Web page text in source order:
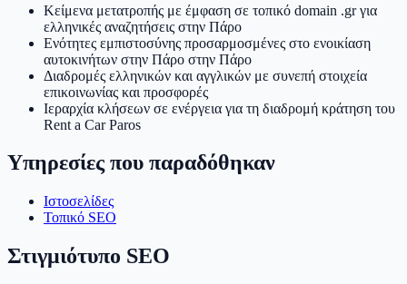
Κείμενα μετατροπής με έμφαση σε τοπικό domain .gr για
ελληνικές αναζητήσεις στην Πάρο
Ενότητες εμπιστοσύνης προσαρμοσμένες στο ενοικίαση
αυτοκινήτων στην Πάρο στην Πάρο
Διαδρομές ελληνικών και αγγλικών με συνεπή στοιχεία
επικοινωνίας και προσφορές
Ιεραρχία κλήσεων σε ενέργεια για τη διαδρομή κράτηση του
Rent a Car Paros
Υπηρεσίες που παραδόθηκαν
Ιστοσελίδες
Τοπικό SEO
Στιγμιότυπο SEO